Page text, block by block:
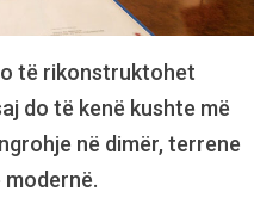
të rikonstruktohet
do të kenë kushte më
në dimër, terrene